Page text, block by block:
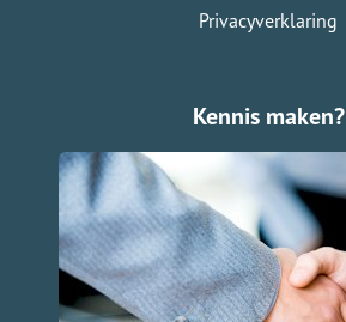
Privacyverklaring
Kennis maken?